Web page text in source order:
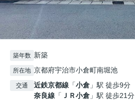
築年数 新築
所在地 京都府宇治市小倉町南堀池
交通 近鉄京都線 「小倉 」駅 徒歩9分
奈良線 「 ＪＲ小倉 」駅 徒歩21分